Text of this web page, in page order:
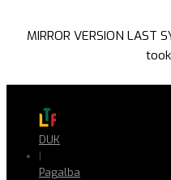
MIRROR VERSION
DUK
|
Pagalba